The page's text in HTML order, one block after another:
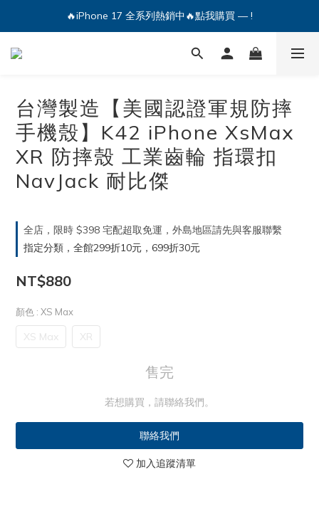
🔥iPhone 17 全系列熱銷中🔥點我購買 — !
💕加入Q哥 Line 新好友領優惠券！🎫
🔥iPhone 17 全系列熱銷中🔥點我購買 — !
台灣製造【美國認證軍規防摔
手機殼】K42 iPhone XsMax
XR 防摔殼 工業齒輪 指環扣
NavJack 耐比傑
全店，限時 $398 宅配超取免運，外島地區請先與客服聯繫
指定分類，全館299折10元，699折30元
NT$880
顏色 : XS Max
XS Max XR
售完
若想購買，請聯絡我們。
聯絡我們
加入追蹤清單